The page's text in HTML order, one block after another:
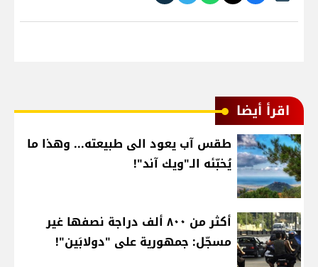
اقرأ أيضا
طقس آب يعود الى طبيعته... وهذا ما
يُخبّئه الـ"ويك آند"!
أكثر من ٨٠٠ ألف دراجة نصفها غير
مسجّل: جمهورية على "دولابَين"!